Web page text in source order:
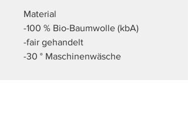
Material
-100 % Bio-Baumwolle (kbA)
-fair gehandelt
-30 ° Maschinenwäsche